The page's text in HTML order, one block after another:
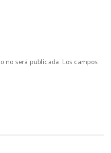
será publicada. Los campos